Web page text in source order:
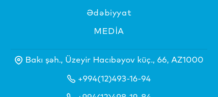
Ədəbiyyat
MEDİA
Bakı şəh., Üzeyir Hacıbəyov küç., 66, AZ1000
+994(12)493-16-94